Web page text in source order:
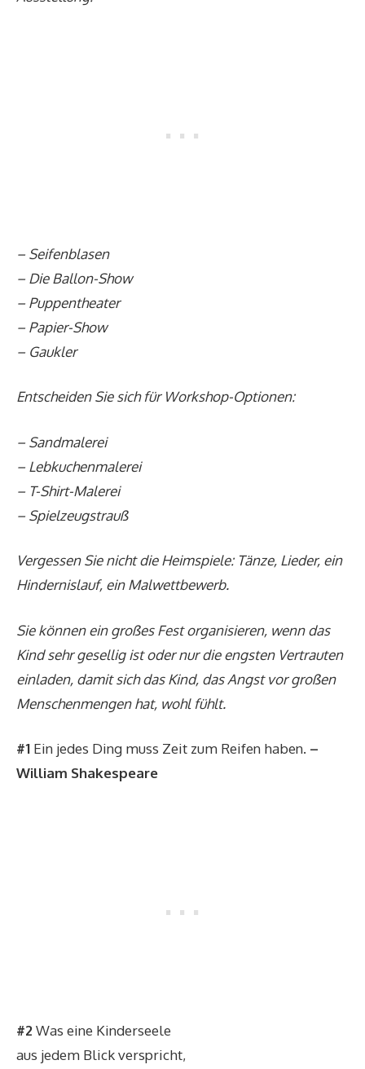
– Seifenblasen
– Die Ballon-Show
– Puppentheater
– Papier-Show
– Gaukler
Entscheiden Sie sich für Workshop-Optionen:
– Sandmalerei
– Lebkuchenmalerei
– T-Shirt-Malerei
– Spielzeugstrauß
Vergessen Sie nicht die Heimspiele: Tänze, Lieder, ein
Hindernislauf, ein Malwettbewerb.
Sie können ein großes Fest organisieren, wenn das
Kind sehr gesellig ist oder nur die engsten Vertrauten
einladen, damit sich das Kind, das Angst vor großen
Menschenmengen hat, wohl fühlt.
#1 Ein jedes Ding muss Zeit zum Reifen haben. –
William Shakespeare
#2Was eine Kinderseele
aus jedem Blick verspricht,